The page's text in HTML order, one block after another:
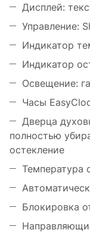
Дисплей:
Управление:
Индикатор
Индикатор
Освещение:
Часы
Дверца
полностью
остекление
Температура
Блокировка